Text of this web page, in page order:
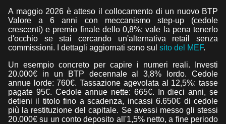
A maggio 2026 è atteso il collocamento di un nuovo BTP
Valore a 6 anni con meccanismo step-up (cedole
crescenti) e premio finale dello 0,8%: vale la pena tenerlo
d'occhio se stai cercando un'alternativa retail senza
commissioni. I dettagli aggiornati sono sul sito del MEF.
Un esempio concreto per capire i numeri reali. Investi
20.000€ in un BTP decennale al 3,8% lordo. Cedole
annue lorde: 760€. Tassazione agevolata al 12,5%: tasse
pagate 95€. Cedole annue nette: 665€. In dieci anni, se
detieni il titolo fino a scadenza, incassi 6.650€ di cedole
più la restituzione del capitale. Se avessi messo gli stessi
20.000€ su un conto deposito all'1,5% netto, a fine periodo